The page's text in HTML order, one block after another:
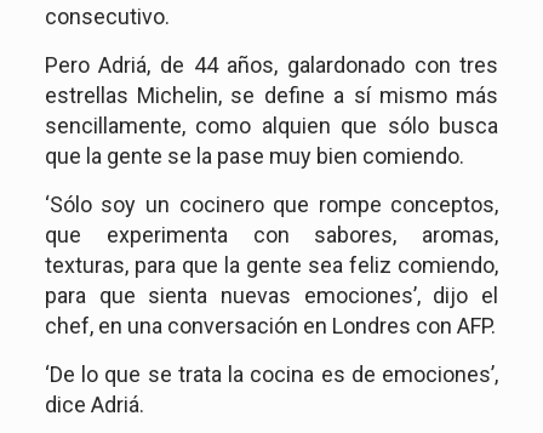
consecutivo.
Pero Adriá, de 44 años, galardonado con tres
estrellas Michelin, se define a sí mismo más
sencillamente, como alquien que sólo busca
que la gente se la pase muy bien comiendo.
‘Sólo soy un cocinero que rompe conceptos,
que experimenta con sabores, aromas,
texturas, para que la gente sea feliz comiendo,
para que sienta nuevas emociones’, dijo el
chef, en una conversación en Londres con AFP.
‘De lo que se trata la cocina es de emociones’,
dice Adriá.